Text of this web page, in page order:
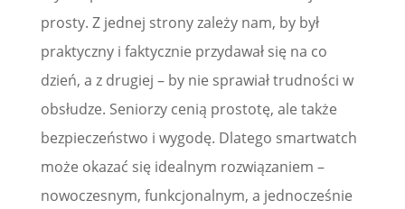
prosty. Z jednej strony zależy nam, by był
praktyczny i faktycznie przydawał się na co
dzień, a z drugiej – by nie sprawiał trudności w
obsłudze. Seniorzy cenią prostotę, ale także
bezpieczeństwo i wygodę. Dlatego smartwatch
może okazać się idealnym rozwiązaniem –
nowoczesnym, funkcjonalnym, a jednocześnie